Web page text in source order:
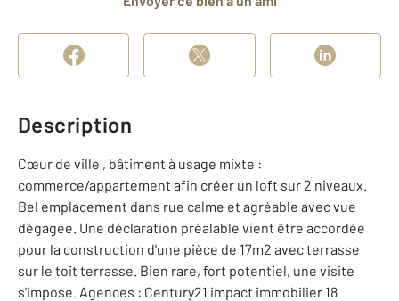
Description
Cœur de ville , bâtiment à usage mixte :
commerce/appartement afin créer un loft sur 2 niveaux.
Bel emplacement dans rue calme et agréable avec vue
dégagée. Une déclaration préalable vient être accordée
pour la construction d'une pièce de 17m2 avec terrasse
sur le toit terrasse. Bien rare, fort potentiel, une visite
s'impose. Agences : Century21 impact immobilier 18